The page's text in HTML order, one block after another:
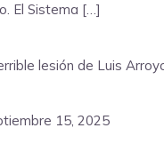
El Sistema […]
15, 2025